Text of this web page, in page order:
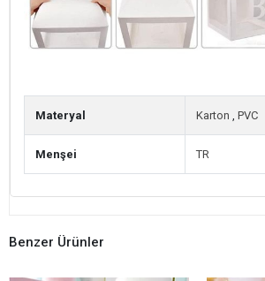
Materyal Karton , PVC
Menşei TR
Benzer Ürünler